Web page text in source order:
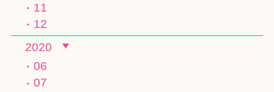
11
12
2020
06
07